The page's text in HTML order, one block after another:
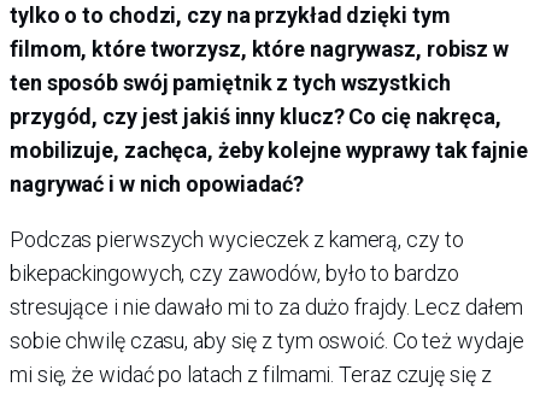
tylko o to chodzi, czy na przykład dzięki tym
filmom, które tworzysz, które nagrywasz, robisz w
ten sposób swój pamiętnik z tych wszystkich
przygód, czy jest jakiś inny klucz? Co cię nakręca,
mobilizuje, zachęca, żeby kolejne wyprawy tak fajnie
nagrywać i w nich opowiadać?
Podczas pierwszych wycieczek z kamerą, czy to
bikepackingowych, czy zawodów, było to bardzo
stresujące i nie dawało mi to za dużo frajdy. Lecz dałem
sobie chwilę czasu, aby się z tym oswoić. Co też wydaje
mi się, że widać po latach z filmami. Teraz czuję się z